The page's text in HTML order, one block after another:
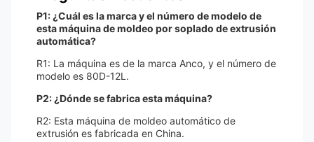
P1: ¿Cuál es la marca y el número de modelo de
esta máquina de moldeo por soplado de extrusión
automática?
R1: La máquina es de la marca Anco, y el número de
modelo es 80D-12L.
P2: ¿Dónde se fabrica esta máquina?
R2: Esta máquina de moldeo automático de
extrusión es fabricada en China.